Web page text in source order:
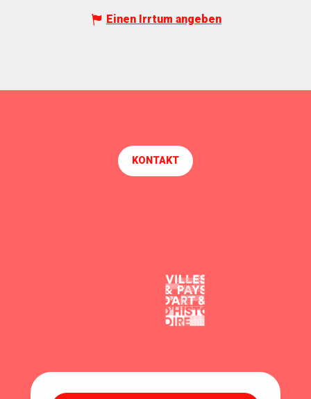
Einen Irrtum angeben
KONTAKT